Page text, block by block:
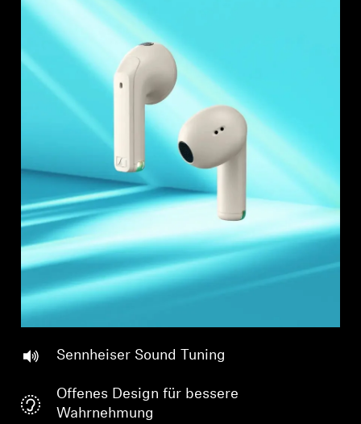
Professionell
Sennheiser Sound Tuning
Offenes Design für bessere
Wahrnehmung